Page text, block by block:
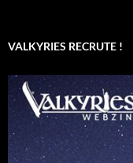
VALKYRIES RECRUTE !